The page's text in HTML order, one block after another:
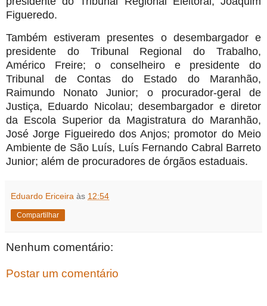
Figueredo.
Também estiveram presentes o desembargador e
presidente do Tribunal Regional do Trabalho,
Américo Freire; o conselheiro e presidente do
Tribunal de Contas do Estado do Maranhão,
Raimundo Nonato Junior; o procurador-geral de
Justiça, Eduardo Nicolau; desembargador e diretor
da Escola Superior da Magistratura do Maranhão,
José Jorge Figueiredo dos Anjos; promotor do Meio
Ambiente de São Luís, Luís Fernando Cabral Barreto
Junior; além de procuradores de órgãos estaduais.
Eduardo Ericeira às 12:54
Compartilhar
Nenhum comentário:
Postar um comentário